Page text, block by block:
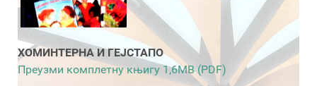
ХОМИНТЕРНА И ГЕЈСТАПО
Преузми комплетну књигу 1,6MB (PDF)